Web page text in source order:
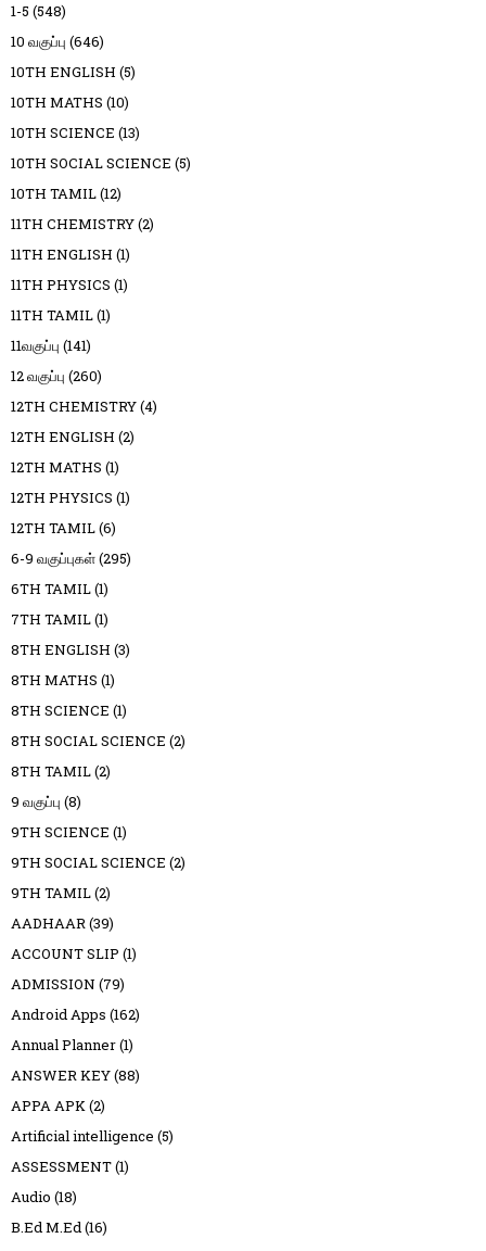
1-5 (548)
10 வகுப்பு (646)
10TH ENGLISH (5)
10TH MATHS (10)
10TH SCIENCE (13)
10TH SOCIAL SCIENCE (5)
10TH TAMIL(12)
11TH CHEMISTRY(2)
11TH ENGLISH (1)
11TH PHYSICS (1)
11TH TAMIL(1)
11வகுப்பு (141)
12 வகுப்பு (260)
12TH CHEMISTRY(4)
12TH ENGLISH (2)
12TH MATHS (1)
12TH PHYSICS (1)
12TH TAMIL(6)
6-9 வகுப்புகள்(295)
6TH TAMIL(1)
7TH TAMIL(1)
8TH ENGLISH (3)
8TH MATHS (1)
8TH SCIENCE (1)
8TH SOCIAL SCIENCE (2)
8TH TAMIL(2)
9 வகுப்பு (8)
9TH SCIENCE (1)
9TH SOCIAL SCIENCE (2)
9TH TAMIL(2)
AADHAAR(39)
ACCOUNT SLIP (1)
ADMISSION (79)
Android Apps (162)
Annual Planner(1)
ANSWER KEY(88)
APPA APK(2)
Artificial intelligence (5)
ASSESSMENT(1)
Audio (18)
B.Ed M.Ed(16)